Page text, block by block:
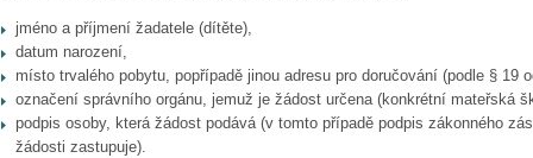
jméno a příjmení žadatele (dítěte),
datum narození,
místo trvalého pobytu, popřípadě jinou adresu pro doručování (podle § 19
označení správního orgánu, jemuž je žádost určena (konkrétní mateřská
podpis osoby, která žádost podává (v tomto případě podpis zákonného
žádosti zastupuje).